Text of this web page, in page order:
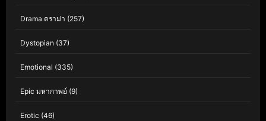
Drama ดราม่า (257)
Dystopian (37)
Emotional (335)
Epic มหากาพย์ (9)
Erotic (46)